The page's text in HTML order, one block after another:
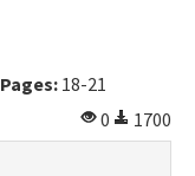
Pages: 18-21
0
1700